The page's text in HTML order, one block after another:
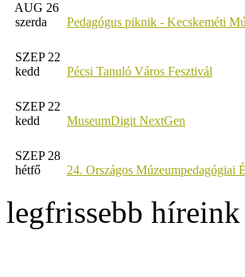
AUG 26
szerda
Pedagógus piknik - Kecskeméti
SZEP 22
kedd
Pécsi Tanuló Város Fesztivál
SZEP 22
kedd
MuseumDigit NextGen
SZEP 28
hétfő
24. Országos Múzeumpedagógiai
legfrissebb híreink